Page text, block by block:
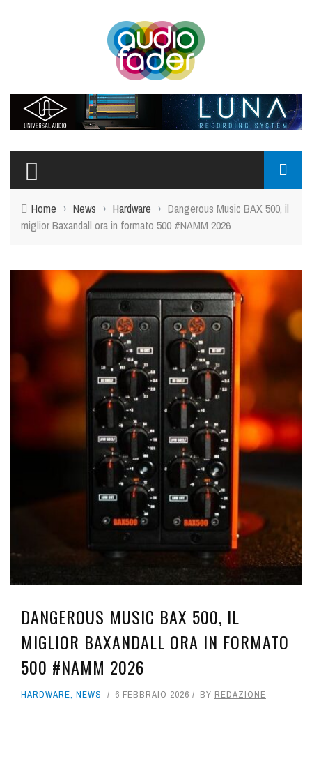
Home › News › Hardware › Dangerous Music BAX 500, il
miglior Baxandall ora in formato 500 #NAMM 2026
DANGEROUS MUSIC BAX 500, IL
MIGLIOR BAXANDALL ORA IN FORMATO
500 #NAMM 2026
HARDWARE, NEWS 6 FEBBRAIO 2026 BY REDAZIONE